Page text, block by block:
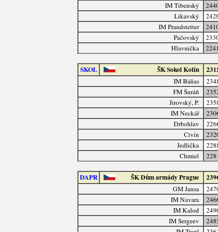
IM Tibenský
Likavský
IM Prandstetter
Pačovský
Hlavnička
SKOL ŠK Sokol Kolín
IM Báňas
FM Šuráň
Jirovský, P.
IM Neckář
Drbohlav
Civín
Jedlička
Chmiel
DAPR ŠK Dům armády Prague
GM Jansa
IM Navara
IM Kalod
IM Sergeev